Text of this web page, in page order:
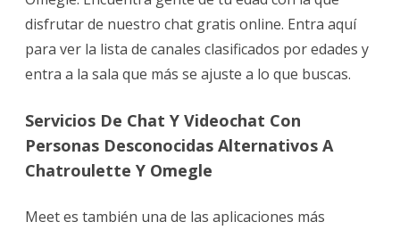
disfrutar de nuestro chat gratis online. Entra aquí
para ver la lista de canales clasificados por edades y
entra a la sala que más se ajuste a lo que buscas.
Servicios De Chat Y Videochat Con
Personas Desconocidas Alternativos A
Chatroulette Y Omegle
Meet es también una de las aplicaciones más